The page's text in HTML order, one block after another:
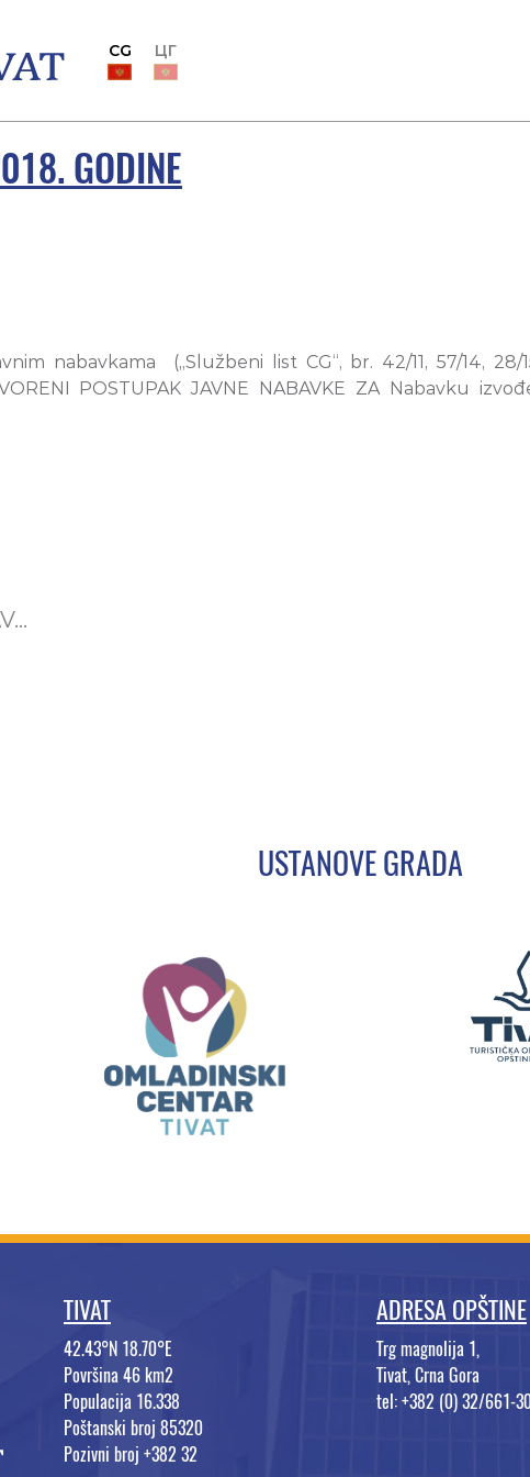
CG ЦГ
GODINE
nabavkama („Službeni list CG“, br. 42/11, 57/14,
POSTUPAK JAVNE NABAVKE ZA Nabavku
USTANOVE GRADA
TIVAT
42.43°N 18.70°E
Površina 46 km2
Populacija 16.338
Poštanski broj 85320
Pozivni broj +382 32
ADRESA OPŠTINE
Trg magnolija 1,
Tivat, Crna Gora
tel: +382 (0) 32/661-